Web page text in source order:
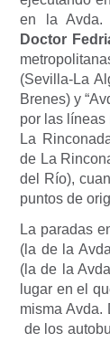
en la Avda.
Doctor
(Sevilla-La
Brenes) y
por las líneas
La
de La
del Río),
puntos de
La paradas
(la de la
(la de la
lugar en el
misma Avda.
de los